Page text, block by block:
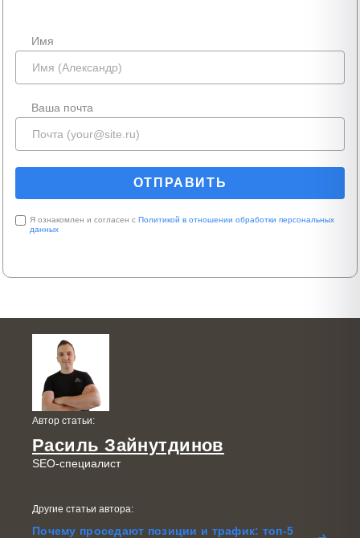
Имя
Ваша почта
Я ознакомлен и согласен с Политикой в отношении обработки персональных
данных
Автор статьи:
Расиль Зайнутдинов
SEO-специалист
Другие статьи автора:
Почему проседают позиции и трафик: топ-5